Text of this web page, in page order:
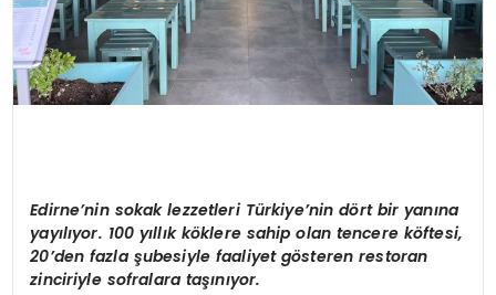
Edirne’nin sokak lezzetleri Türkiye’nin dört bir yanına
yayılıyor. 100 yıllık köklere sahip olan tencere köftesi,
20’den fazla şubesiyle faaliyet gösteren restoran
zinciriyle sofralara taşınıyor.